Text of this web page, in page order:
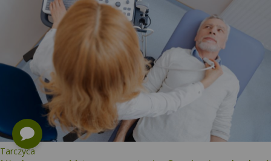
Kategoria:
Tarczyca